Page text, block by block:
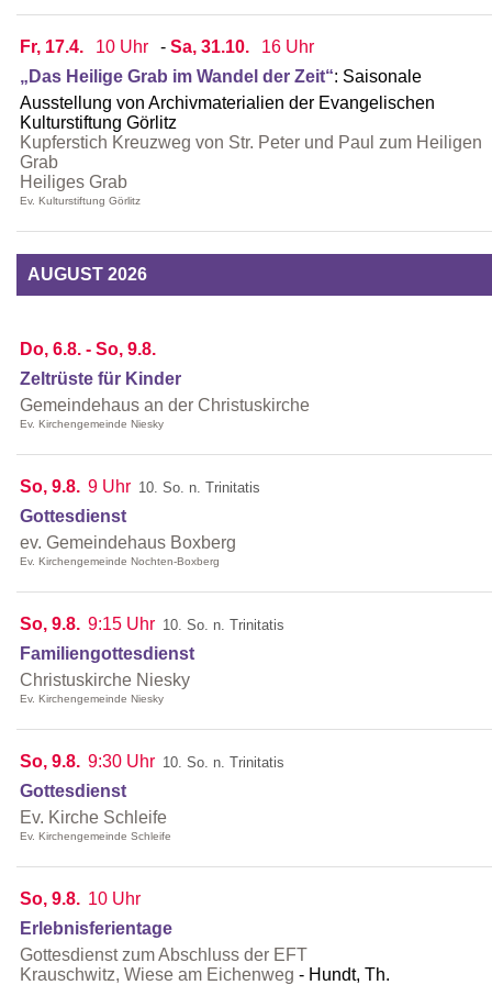
Fr, 17.4. 10 Uhr - Sa, 31.10.
16 Uhr
„Das Heilige Grab im Wandel der Zeit“: Saisonale
Ausstellung von Archivmaterialien der Evangelischen
Kulturstiftung Görlitz
Kupferstich Kreuzweg von Str. Peter und Paul zum Heiligen
Grab
Heiliges Grab
Ev. Kulturstiftung Görlitz
AUGUST 2026
Do, 6.8. - So, 9.8.
Zeltrüste für Kinder
Gemeindehaus an der Christuskirche
Ev. Kirchengemeinde Niesky
So, 9.8. 9 Uhr 10. So. n. Trinitatis
Gottesdienst
ev. Gemeindehaus Boxberg
Ev. Kirchengemeinde Nochten-Boxberg
So, 9.8. 9:15 Uhr 10. So. n. Trinitatis
Familiengottesdienst
Christuskirche Niesky
Ev. Kirchengemeinde Niesky
So, 9.8. 9:30 Uhr 10. So. n. Trinitatis
Gottesdienst
Ev. Kirche Schleife
Ev. Kirchengemeinde Schleife
So, 9.8. 10 Uhr
Erlebnisferientage
Gottesdienst zum Abschluss der EFT
Krauschwitz, Wiese am Eichenweg
Hundt, Th.